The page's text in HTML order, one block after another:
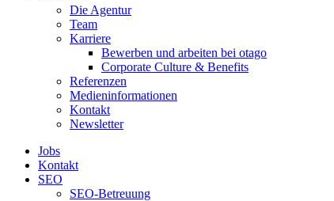
Die Agentur
Team
Karriere
Bewerben und arbeiten bei otago
Corporate Culture & Benefits
Referenzen
Medieninformationen
Kontakt
Newsletter
Jobs
Kontakt
SEO
SEO-Betreuung